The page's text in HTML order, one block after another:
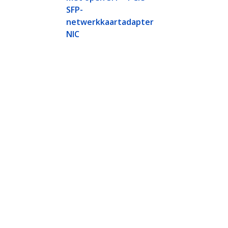
SFP-
netwerkkaartadapter
NIC